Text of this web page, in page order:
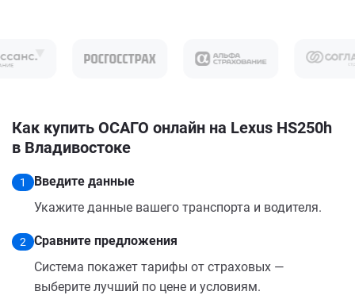
Как купить ОСАГО онлайн на Lexus HS250h
в Владивостоке
1
Введите данные
Укажите данные вашего транспорта и водителя.
2
Сравните предложения
Система покажет тарифы от страховых —
выберите лучший по цене и условиям.